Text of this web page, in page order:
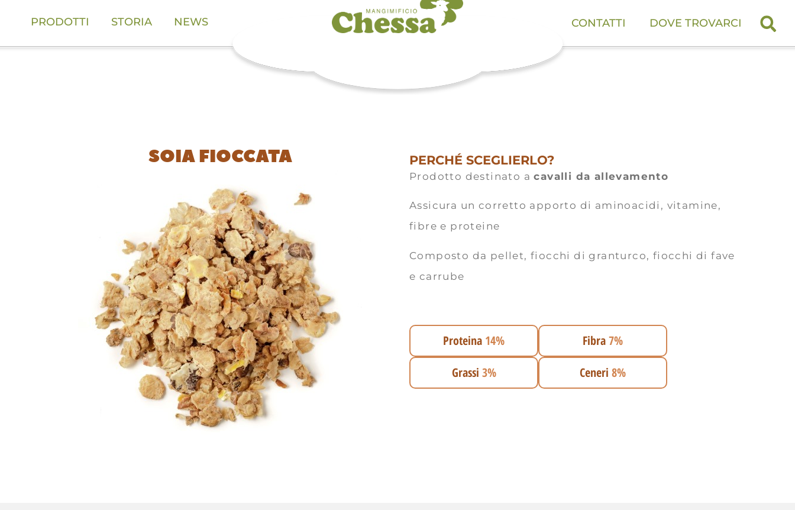
PRODOTTI STORIA NEWS CONTATTI DOVE TROVARCI
SOIA FIOCCATA PERCHÉ SCEGLIERLO?
Prodotto destinato acavalli da allevamento
Assicura un corretto apporto di aminoacidi, vitamine,
fibre e proteine
Composto da pellet, fiocchi di granturco, fiocchi di fave
e carrube
Proteina 14% Fibra7%
Grassi 3% Ceneri 8%